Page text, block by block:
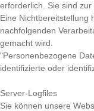
erforderlich. Sie sind
Eine Nichtbereitstellung
nachfolgenden
gemacht wird.
"Personenbezogene
identifizierte oder
Server-Logfiles
Sie können unsere